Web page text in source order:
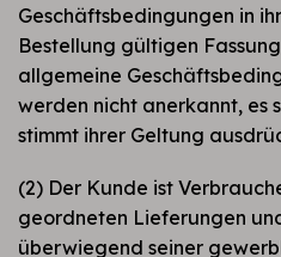
Geschäftsbedingungen in
Bestellung gültigen
allgemeine
werden nicht anerkannt, es
stimmt ihrer Geltung
(2) Der Kunde ist
geordneten Lieferungen
überwiegend seiner